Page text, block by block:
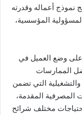
أعماله وقدرته
المؤسسية،
على وضع العميل في
الممارسات
والتشغيلية التي تضمن
المصرفية المقدمة،
مختلف شرائح